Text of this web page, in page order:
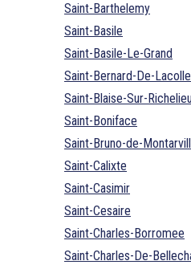
Saint-Barthelemy
Saint-Basile
Saint-Basile-Le-Grand
Saint-Bernard-De-Lacolle
Saint-Blaise-Sur-Richelieu
Saint-Boniface
Saint-Bruno-de-
Saint-Calixte
Saint-Casimir
Saint-Cesaire
Saint-Charles-Borromee
Saint-Charles-De-